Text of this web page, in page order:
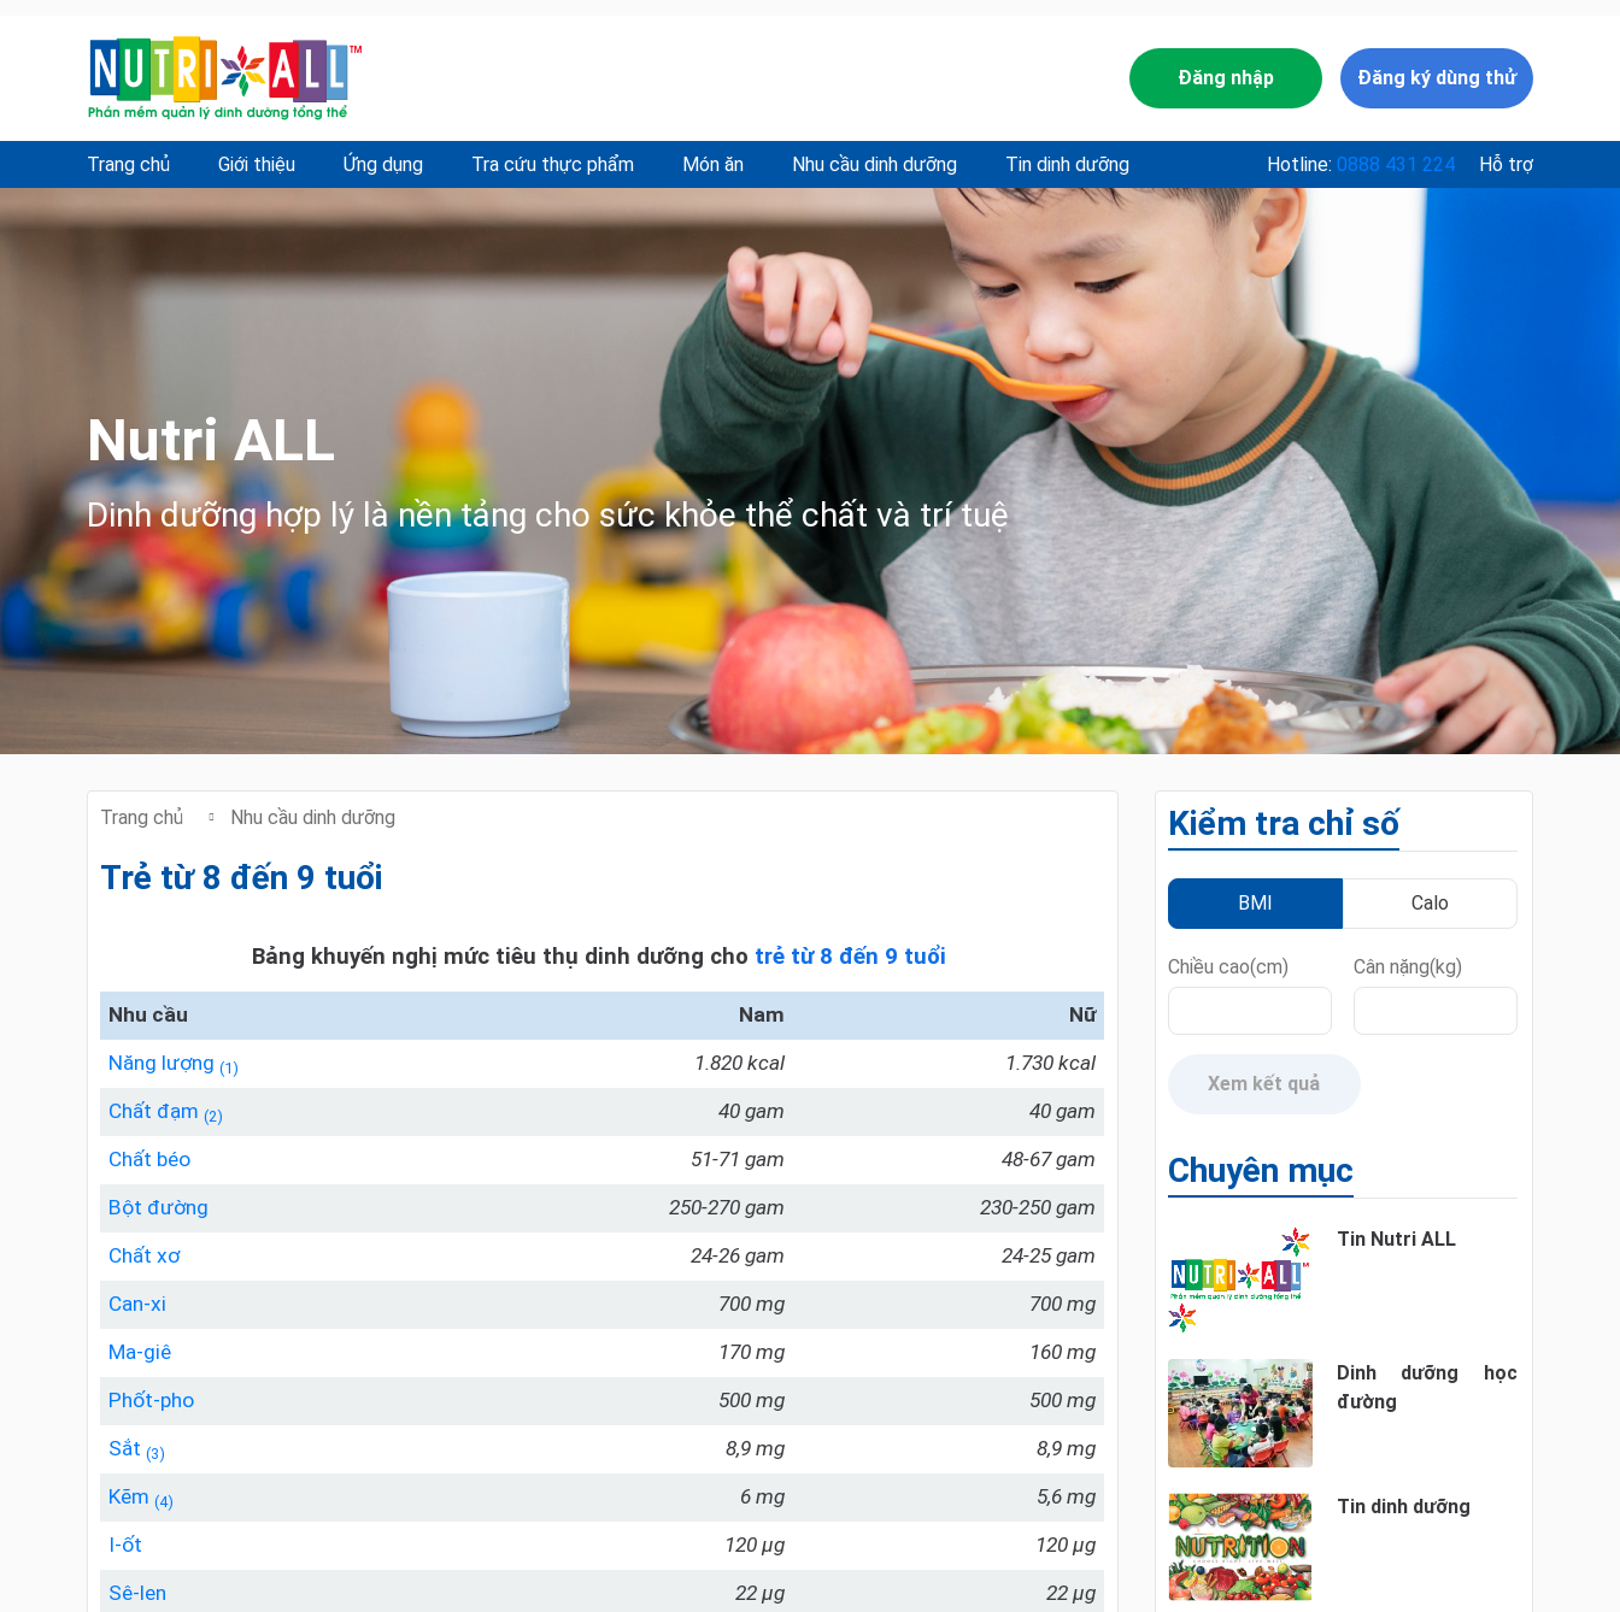
Đăng nhập Đăng ký dùng thử
Trang chủ Giới thiệu Ứng dụng Tra cứu thực phẩm Món ăn Nhu cầu dinh dưỡng Tin dinh dưỡng Hotline: 0888 431 224 Hỗ trợ
Nutri ALL
Dinh dưỡng hợp lý là nền tảng cho sức khỏe thể chất và trí tuệ
Trang chủ Nhu cầu dinh dưỡng
Trẻ từ 8 đến 9 tuổi
Bảng khuyến nghị mức tiêu thụ dinh dưỡng cho trẻ từ 8 đến 9 tuổi
Nhu cầu Nam
Nữ
Năng lượng (1) 1.820 kcal
1.730 kcal
Chất đạm (2) 40 gam
40 gam
Chất béo
51-71 gam
48-67 gam
Bột đường
250-270 gam
230-250 gam
Chất xơ
24-26 gam
24-25 gam
Can-xi
700 mg
700 mg
Ma-giê
170 mg
160 mg
Phốt-pho
500 mg
500 mg
Sắt (3) 8,9 mg
8,9 mg
Kẽm (4) 6 mg
5,6 mg
I-ốt
120 µg
120 µg
Sê-len
22 µg
22 µg
Kiểm tra chỉ số
BMI Calo
Chiều cao(cm) Cân nặng(kg)
Xem kết quả
Chuyên mục
Tin Nutri ALL
Dinh dưỡng học
đường
Tin dinh dưỡng